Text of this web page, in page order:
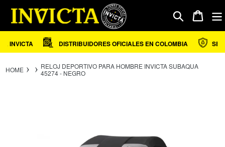
directamente
contenido
Buscar Carrito
INVICTA DISTRIBUIDORES OFICIALES EN COLOMBIA
HOME
RELOJ DEPORTIVO PARA HOMBRE INVICTA SUBAQUA
45274 - NEGRO